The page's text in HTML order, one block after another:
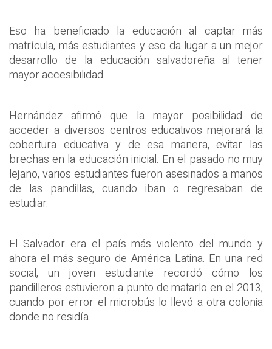
Eso ha beneficiado la educación al captar más
matrícula, más estudiantes y eso da lugar a un mejor
desarrollo de la educación salvadoreña al tener
mayor accesibilidad.
Hernández afirmó que la mayor posibilidad de
acceder a diversos centros educativos mejorará la
cobertura educativa y de esa manera, evitar las
brechas en la educación inicial. En el pasado no muy
lejano, varios estudiantes fueron asesinados a manos
de las pandillas, cuando iban o regresaban de
estudiar.
El Salvador era el país más violento del mundo y
ahora el más seguro de América Latina. En una red
social, un joven estudiante recordó cómo los
pandilleros estuvieron a punto de matarlo en el 2013,
cuando por error el microbús lo llevó a otra colonia
donde no residía.